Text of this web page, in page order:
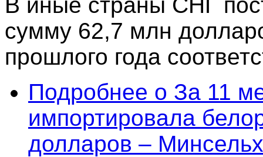
сумму 62,7 млн
прошлого года
Подробнее о За 11
импортировала
долларов –